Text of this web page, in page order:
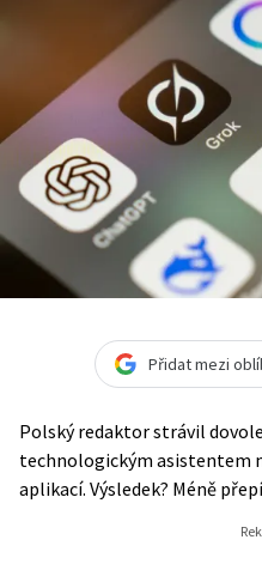
Přidat mezi
Polský redaktor strávil
technologickým asistentem
aplikací. Výsledek? Méně